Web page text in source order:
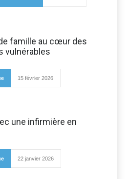
famille au cœur des
vulnérables
15 février 2026
une infirmière en
22 janvier 2026